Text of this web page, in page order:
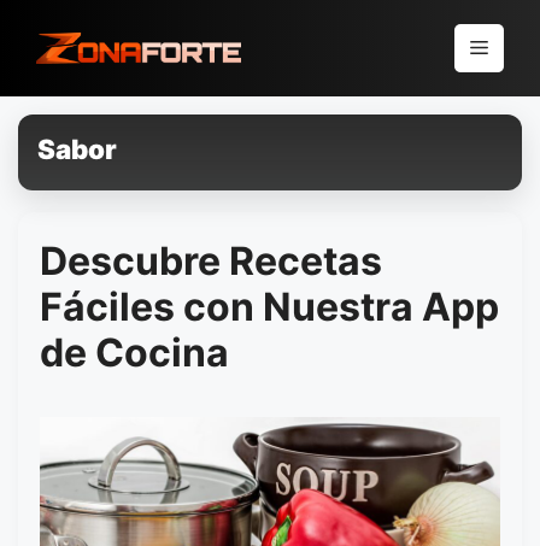
para
conteúdo
Menu
Sabor
Descubre Recetas
Fáciles con Nuestra App
de Cocina